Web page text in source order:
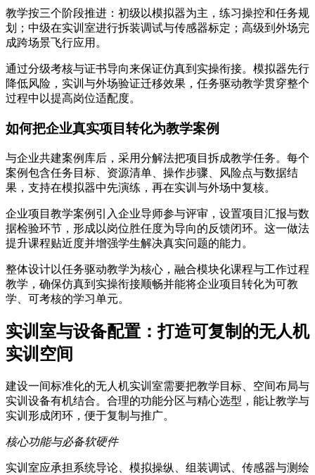
教学按三个阶段推进：初级以模拟器为主，练习操控和任务规
划；中级在实训室进行拆装调试与传感器标定；高级到外场完
成跨场景飞行应用。
通过分级考核与证书导向来保证仿真到实操衔接。模拟器先行
降低风险，实训与外场验证迁移效果，任务驱动教学贯穿整个
过程中以提高岗位适配度。
如何把企业真实项目转化为教学案例
与企业共建案例库后，采用分解法把项目拆成教学任务。每个
案例包含任务目标、资源清单、操作步骤、风险点与数据结
果，支持在模拟器中先演练，再在实训与外场中复核。
企业项目教学案例引入企业导师参与评审，设置项目汇报与数
据检验环节，形成以岗位胜任度为导向的反馈闭环。这一做法
提升课程贴近度并增强学生解决真实问题的能力。
整体设计以任务驱动教学为核心，融合模块化课程与工作过程
教学，确保仿真到实操衔接顺畅并能将企业项目转化为可教
学、可考核的学习单元。
实训室与设备配置：打造可复制的无人机
实训空间
建设一间标准化的无人机实训室需要把教学目标、空间布局与
实训设备有机结合。合理的功能分区与精心选型，能让教学与
实训形成闭环，便于复制与推广。
核心功能与必备软硬件
实训室应承担系统导论、模拟操纵、组装调试、传感器与测绘